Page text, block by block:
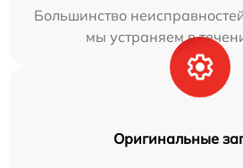
Большинство
мы устраняем в
Оригинальные